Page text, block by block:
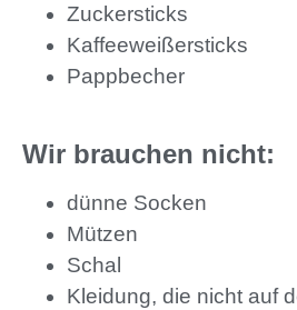
Zuckersticks
Kaffeeweißersticks
Pappbecher
Wir brauchen nicht:
dünne Socken
Mützen
Schal
Kleidung, die nicht auf